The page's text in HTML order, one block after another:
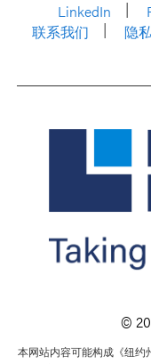
LinkedIn
联系我们
隐
©
本网站内容可能构成《纽约